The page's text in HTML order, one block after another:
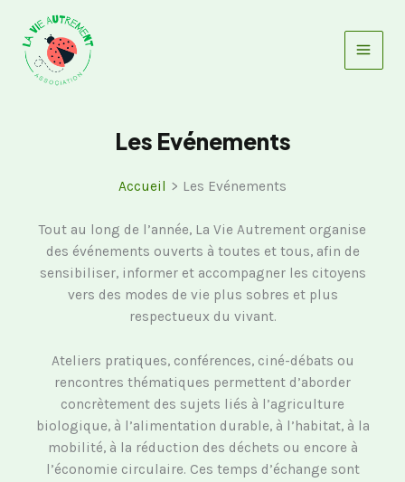
contenu
Les Evénements
Accueil Les Evénements
Tout au long de l’année, La Vie Autrement organise
des événements ouverts à toutes et tous, afin de
sensibiliser, informer et accompagner les citoyens
vers des modes de vie plus sobres et plus
respectueux du vivant.
Ateliers pratiques, conférences, ciné-débats ou
rencontres thématiques permettent d’aborder
concrètement des sujets liés à l’agriculture
biologique, à l’alimentation durable, à l’habitat, à la
mobilité, à la réduction des déchets ou encore à
l’économie circulaire. Ces temps d’échange sont